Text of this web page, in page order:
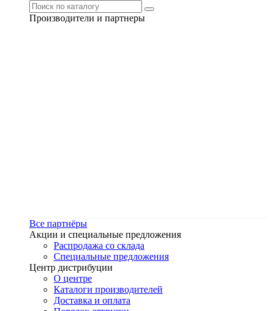
Производители и партнеры
Все партнёры
Акции и специальные предложения
Распродажа со склада
Специальные предложения
Центр дистрибуции
О центре
Каталоги производителей
Доставка и оплата